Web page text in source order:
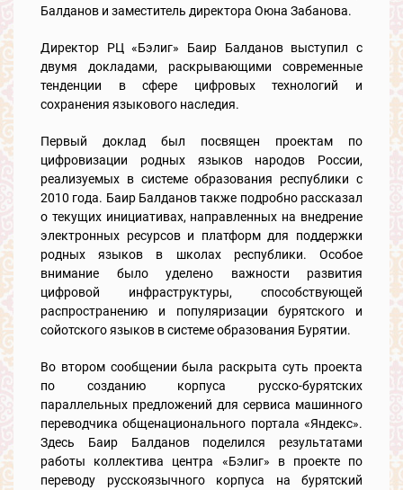
Балданов и заместитель директора Оюна Забанова.
Директор РЦ «Бэлиг» Баир Балданов выступил с
двумя докладами, раскрывающими современные
тенденции в сфере цифровых технологий и
сохранения языкового наследия.
Первый доклад был посвящен проектам по
цифровизации родных языков народов России,
реализуемых в системе образования республики с
2010 года. Баир Балданов также подробно рассказал
о текущих инициативах, направленных на внедрение
электронных ресурсов и платформ для поддержки
родных языков в школах республики. Особое
внимание было уделено важности развития
цифровой инфраструктуры, способствующей
распространению и популяризации бурятского и
сойотского языков в системе образования Бурятии.
Во втором сообщении была раскрыта суть проекта
по созданию корпуса русско-бурятских
параллельных предложений для сервиса машинного
переводчика общенационального портала «Яндекс».
Здесь Баир Балданов поделился результатами
работы коллектива центра «Бэлиг» в проекте по
переводу русскоязычного корпуса на бурятский